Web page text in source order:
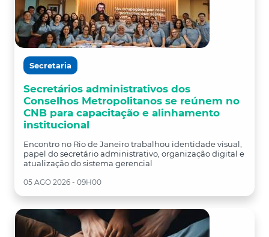
Secretaria
Secretários administrativos dos
Conselhos Metropolitanos se reúnem no
CNB para capacitação e alinhamento
institucional
Encontro no Rio de Janeiro trabalhou identidade visual,
papel do secretário administrativo, organização digital e
atualização do sistema gerencial
05 AGO 2026 - 09H00